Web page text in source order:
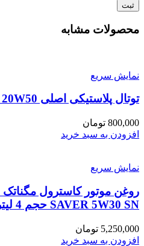
محصولات مشابه
نمایش سریع
توتال پلاستیکی اصلی QUARTZ SL 20W50 (یک لیتری)
800,000 تومان
افزودن به سبد خرید
نمایش سریع
SAVER 5W30 SN حجم 4 لیتر
5,250,000 تومان
افزودن به سبد خرید